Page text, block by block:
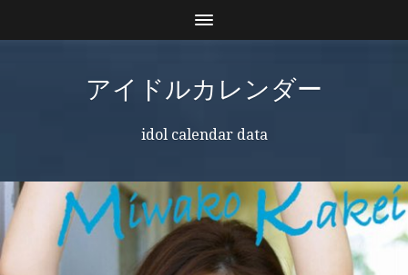
アイドルカレンダー
idol calendar data